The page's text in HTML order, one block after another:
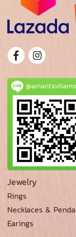
Jewelry
Rings
Necklaces &
Earings